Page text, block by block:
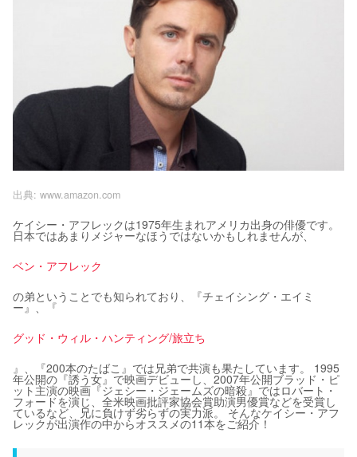
出典: www.amazon.com
ケイシー・アフレックは1975年生まれアメリカ出身の俳優です。
日本ではあまりメジャーなほうではないかもしれませんが、
ベン・アフレック
の弟ということでも知られており、『チェイシング・エイミ
ー』、『
グッド・ウィル・ハンティング/旅立ち
』、『200本のたばこ』では兄弟で共演も果たしています。 1995
年公開の『誘う女』で映画デビューし、2007年公開ブラッド・ピ
ット主演の映画『ジェシー・ジェームズの暗殺』ではロバート・
フォードを演じ、全米映画批評家協会賞助演男優賞などを受賞し
ているなど、兄に負けず劣らずの実力派。 そんなケイシー・アフ
レックが出演作の中からオススメの11本をご紹介！